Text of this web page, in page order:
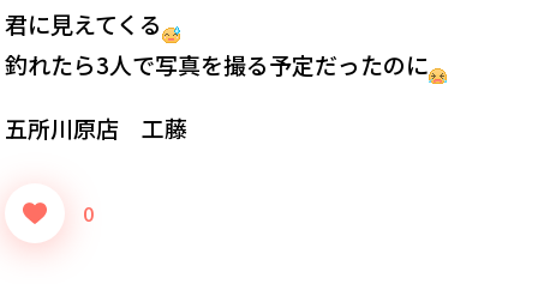
君に見えてくる
釣れたら3人で写真を撮る予定だったのに
五所川原店 工藤
0